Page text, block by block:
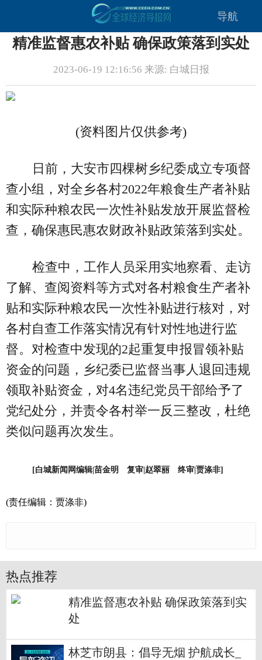
导航
精准监督惠农补贴 确保政策落到实处
2023-06-19 12:16:56 来源: 白城日报
(资料图片仅供参考)
日前，大安市四棵树乡纪委成立专项督
查小组，对全乡各村2022年粮食生产者补贴
和实际种粮农民一次性补贴发放开展监督检
查，确保惠民惠农财政补贴政策落到实处。
检查中，工作人员采用实地察看、走访
了解、查阅资料等方式对各村粮食生产者补
贴和实际种粮农民一次性补贴进行核对，对
各村自查工作落实情况有针对性地进行监
督。对检查中发现的2起重复申报冒领补贴
资金的问题，乡纪委已监督当事人退回违规
领取补贴资金，对4名违纪党员干部给予了
党纪处分，并责令各村举一反三整改，杜绝
类似问题再次发生。
[白城新闻网编辑|苗金明 复审|赵翠丽 终审|贾涤非]
(责任编辑：贾涤非)
热点推荐
精准监督惠农补贴 确保政策落到实
处
林芝市朗县：倡导无烟 护航成长_